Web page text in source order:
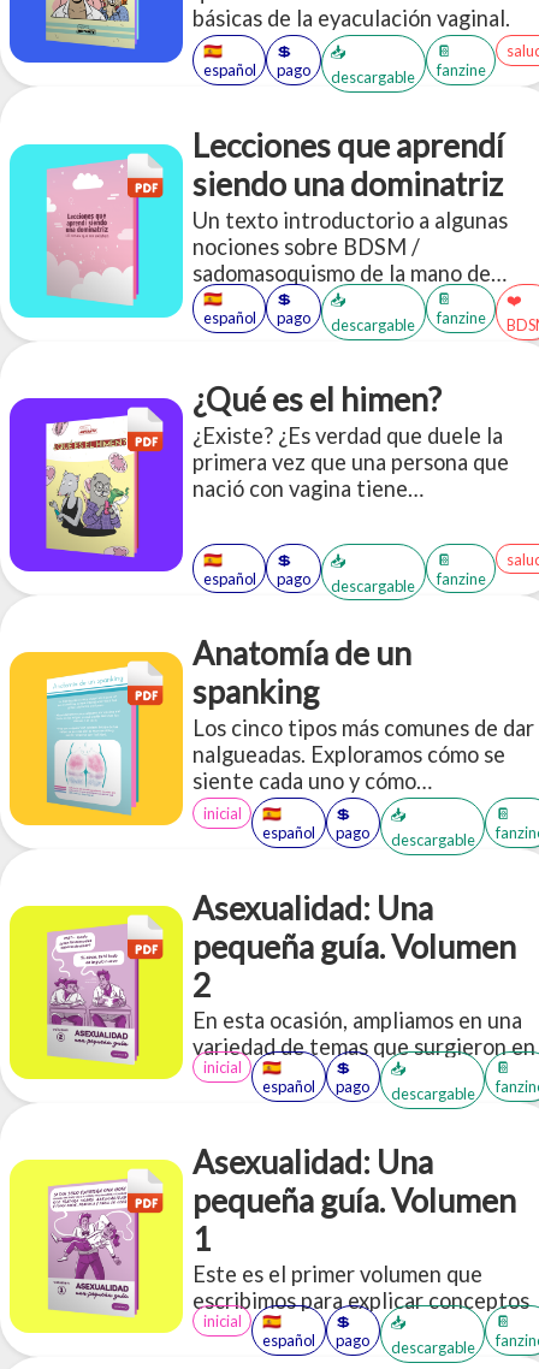
básicas de la eyaculación vaginal.
🇪🇸
español
💲
pago
📥
descargable
📔
fanzine
Lecciones que aprendí
siendo una dominatriz
Un texto introductorio a algunas
nociones sobre BDSM /
sadomasoquismo de la mano de
Mitsu Mark, una conocida
Dominatriz.
🇪🇸
español
💲
pago
📥
descargable
📔
fanzine
❤️
¿Qué es el himen?
¿Existe? ¿Es verdad que duele la
primera vez que una persona que
nació con vagina tiene
🇪🇸
español
💲
pago
📥
descargable
📔
fanzine
Anatomía de un
spanking
Los cinco tipos más comunes de dar
nalgueadas. Exploramos cómo se
siente cada uno y cómo
adminsitrarlas.
inicial
🇪🇸
español
💲
pago
📥
descargable
📔
Asexualidad: Una
pequeña guía. Volumen
2
En esta ocasión, ampliamos en una
variedad de temas que surgieron en
base al primer volumen, pero
optamos por un formato de
más información.
inicial
🇪🇸
español
💲
pago
📥
descargable
📔
Asexualidad: Una
pequeña guía. Volumen
1
Este es el primer volumen que
escribimos para explicar conceptos
introductorios respecto a la
asexualidad, una orientación más
inicial
🇪🇸
español
💲
pago
📥
descargable
📔